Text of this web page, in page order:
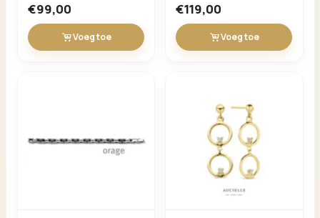
€99,00
Voeg toe
€119,00
Voeg toe